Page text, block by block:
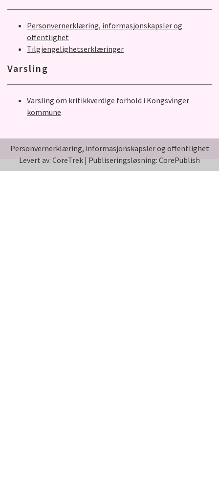
Personvernerklæring, informasjonskapsler og
offentlighet
Tilgjengelighetserklæringer
Varsling
Varsling om kritikkverdige forhold i Kongsvinger
kommune
Personvernerklæring, informasjonskapsler og offentlighet
Levert av: CoreTrek | Publiseringsløsning: CorePublish